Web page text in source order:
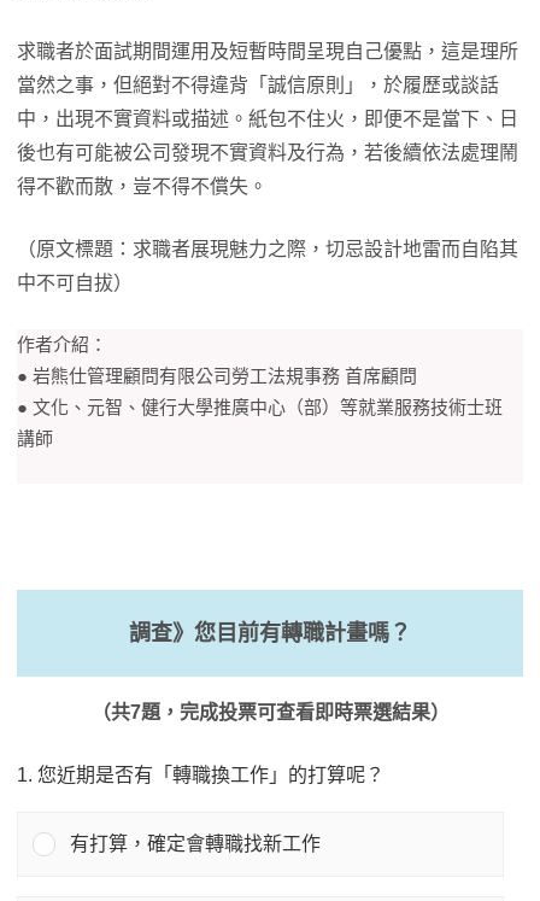
求職者於面試期間運用及短暫時間呈現自己優點，這是理所
當然之事，但絕對不得違背「誠信原則」，於履歷或談話
中，出現不實資料或描述。紙包不住火，即便不是當下、日
後也有可能被公司發現不實資料及行為，若後續依法處理鬧
得不歡而散，豈不得不償失。
（原文標題：求職者展現魅力之際，切忌設計地雷而自陷其
中不可自拔）
作者介紹：
● 岩熊仕管理顧問有限公司勞工法規事務 首席顧問
● 文化、元智、健行大學推廣中心（部）等就業服務技術士班
講師
調查》您目前有轉職計畫嗎？
（共7題，完成投票可查看即時票選結果）
1. 您近期是否有「轉職換工作」的打算呢？
有打算，確定會轉職找新工作